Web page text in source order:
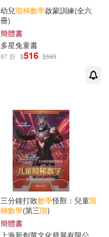
幼兒階梯數學啟蒙訓練(全六
冊)
簡體書
多星兔童書
87 折 $516 $593
三分鐘打敗數學怪獸：兒童階
梯數學(第三階)
簡體書
上海新創華文化發展有限公司（編）